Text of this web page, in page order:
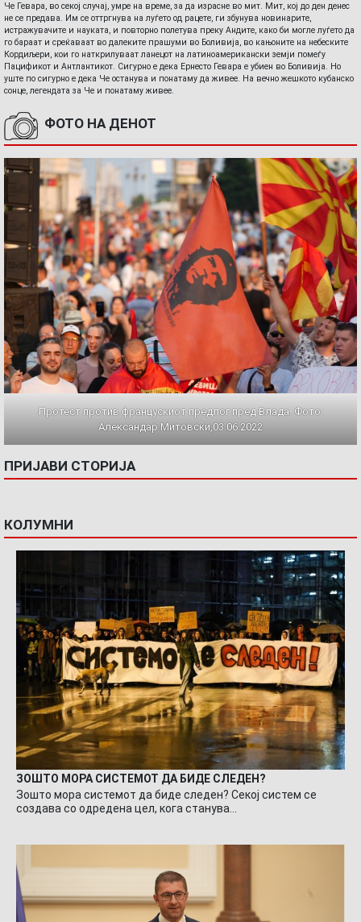
Че Гевара, во секој случај, умре на време, за да израсне во мит. Мит, кој до ден денес
не се предава. Им се оттргнува на луѓето од рацете, ги збунува новинарите,
истражувачите и науката, и повторно полетува преку Андите, како би могле луѓето да
го бараат и среќаваат во далеките прашуми во Боливија, во кањоните на небеските
Кордиљери, кои го наткрилуваат ланецот на латиноамерикански земји помеѓу
Пацификот и Антлантикот. Сигурно е дека Ернесто Гевара е убиен во Боливија. Но
уште по сигурно е дека Че останува и понатаму да живее. На вечно жешкото кубанско
сонце, легендата за Че и понатаму живее.
ФОТО НА ДЕНОТ
Протест против францускиот предлог пред Влада. Фото:
Александар Митовски,03.06.2022
ПРИЈАВИ СТОРИЈА
КОЛУМНИ
ЗОШТО МОРА СИСТЕМОТ ДА БИДЕ СЛЕДЕН?
Зошто мора системот да биде следен? Секој систем се
создава со одредена цел, кога станува…